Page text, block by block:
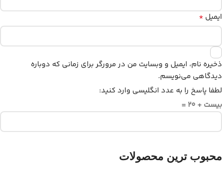
ایمیل *
ذخیره نام، ایمیل و وبسایت من در مرورگر برای زمانی که دوباره
دیدگاهی می‌نویسم.
لطفا پاسخ را به عدد انگلیسی وارد کنید:
بیست + 20 =
محبوب ترین محصولات